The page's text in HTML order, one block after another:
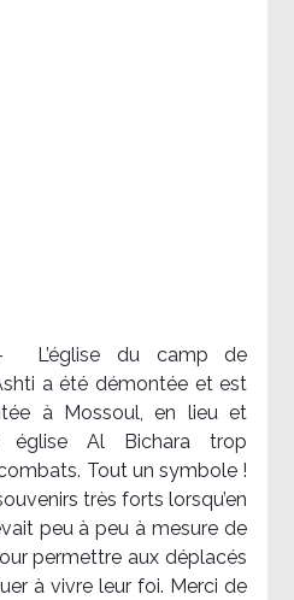
L’église du camp de
a été démontée et est
à Mossoul, en lieu et
église Al Bichara trop
Tout un symbole !
très forts lorsqu’en
peu à peu à mesure de
permettre aux déplacés
à vivre leur foi. Merci de